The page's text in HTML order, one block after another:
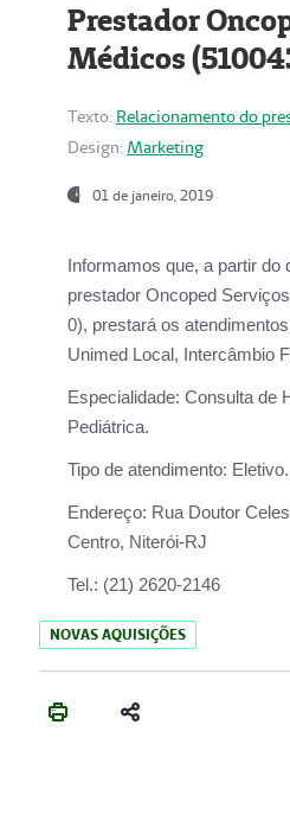
Prestador
Médicos
Texto: Relacionamento do
Design: Marketing
01 de janeiro, 2019
Informamos que, a partir do
prestador Oncoped
0), prestará os
Unimed Local, Intercâmbio
Especialidade: Consulta de
Pediátrica.
Tipo de atendimento: Eletivo.
Endereço: Rua Doutor
Centro, Niterói-RJ
Tel.: (21) 2620-2146
NOVAS AQUISIÇÕES